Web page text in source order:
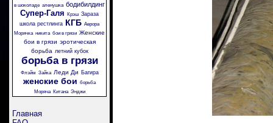
в шоколаде аленушка бодибилдинг
Супер-Галя Крэш Зараза
школа рестлинга КГБ Аврора
Морячка никита бои в грязи Женские
бои в грязи эротическая
борьба летний кубок
борьба в грязи
Флэйм Зайка Леди Ди Багира
женские бои борьба
Моряча
Китана Энджи
Главная